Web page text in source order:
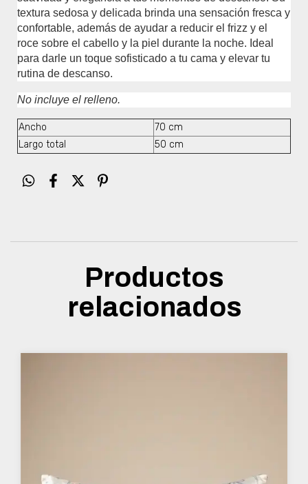
textura sedosa y delicada brinda una sensación fresca y
confortable, además de ayudar a reducir el frizz y el
roce sobre el cabello y la piel durante la noche. Ideal
para darle un toque sofisticado a tu cama y elevar tu
rutina de descanso.
No incluye el relleno.
Ancho
70 cm
Largo total
50 cm
Productos
relacionados